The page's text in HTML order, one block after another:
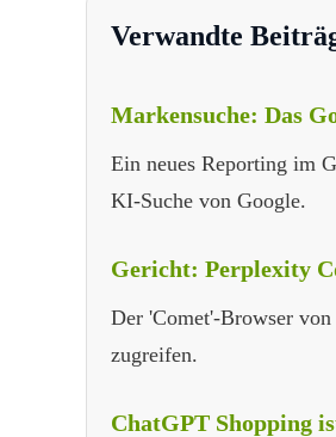
Verwandte
Markensuche: Das
Ein neues Reporting im
KI-Suche von Google.
Gericht: Perplexity
Der 'Comet'-Browser
zugreifen.
ChatGPT Shopping